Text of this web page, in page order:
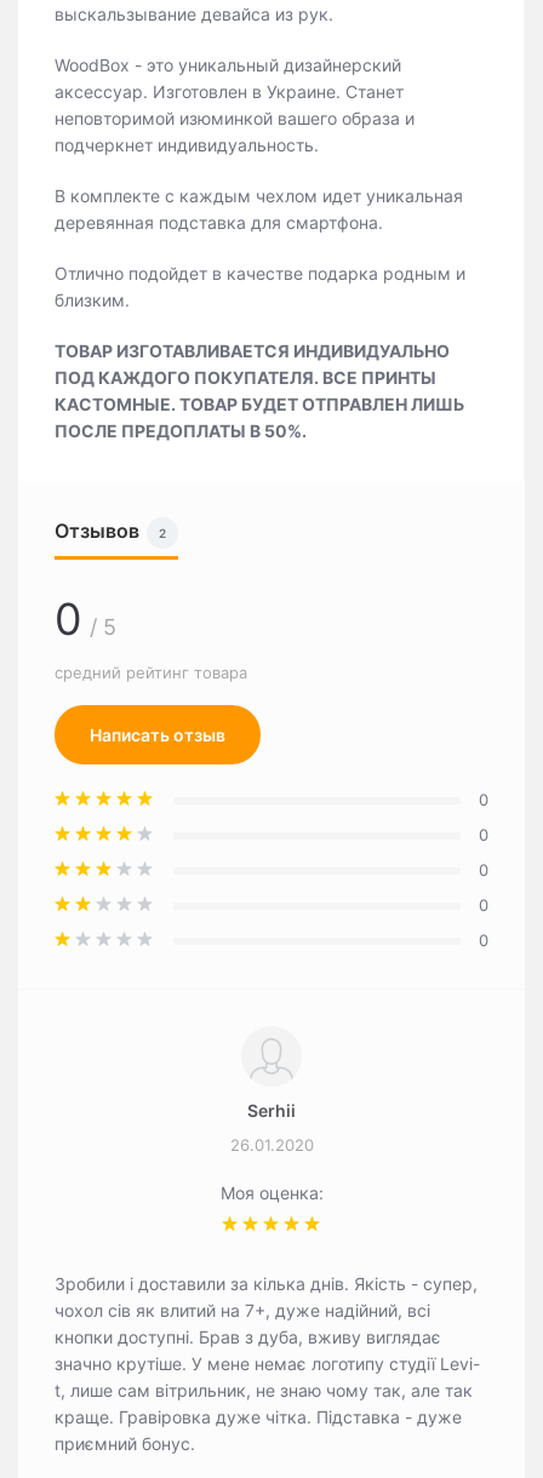
выскальзывание девайса из рук.
WoodBox - это уникальный дизайнерский
аксессуар. Изготовлен в Украине. Станет
неповторимой изюминкой вашего образа и
подчеркнет индивидуальность.
В комплекте с каждым чехлом идет уникальная
деревянная подставка для смартфона.
Отлично подойдет в качестве подарка родным и
близким.
ТОВАР ИЗГОТАВЛИВАЕТСЯ ИНДИВИДУАЛЬНО
ПОД КАЖДОГО ПОКУПАТЕЛЯ. ВСЕ ПРИНТЫ
КАСТОМНЫЕ. ТОВАР БУДЕТ ОТПРАВЛЕН ЛИШЬ
ПОСЛЕ ПРЕДОПЛАТЫ В 50%.
Отзывов 2
0 / 5
средний рейтинг товара
Написать отзыв
0
0
0
0
0
Serhii
26.01.2020
Моя оценка:
Зробили і доставили за кілька днів. Якість - супер,
чохол сів як влитий на 7+, дуже надійний, всі
кнопки доступні. Брав з дуба, вживу виглядає
значно крутіше. У мене немає логотипу студії Levi-
t, лише сам вітрильник, не знаю чому так, але так
краще. Гравіровка дуже чітка. Підставка - дуже
приємний бонус.